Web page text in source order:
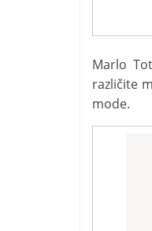
Marlo
različite
mode.